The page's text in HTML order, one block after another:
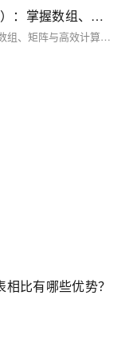
【Python篇】NumPy完整指南（上篇）：掌握数组、矩阵与高效计算的核心技巧1
【Python篇】NumPy完整指南（上篇）：掌握数组、矩阵与高效计算的核心技巧
比有哪些优势？